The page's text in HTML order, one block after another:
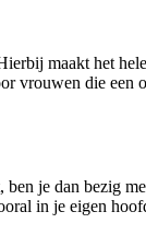
maakt het
vrouwen die een
je dan bezig
in je eigen